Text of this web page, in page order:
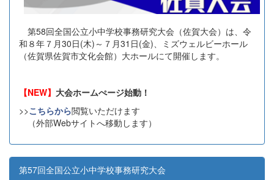
第58回全国公立小中学校事務研究大会（佐賀大会）は、令
和８年７月30日(木)～７月31日(金)、ミズウェルビーホール
（佐賀県佐賀市文化会館）大ホールにて開催します。
【NEW】 大会ホームぺージ始動！
>>こちらから閲覧いただけます
（外部Webサイトへ移動します）
第57回全国公立小中学校事務研究大会